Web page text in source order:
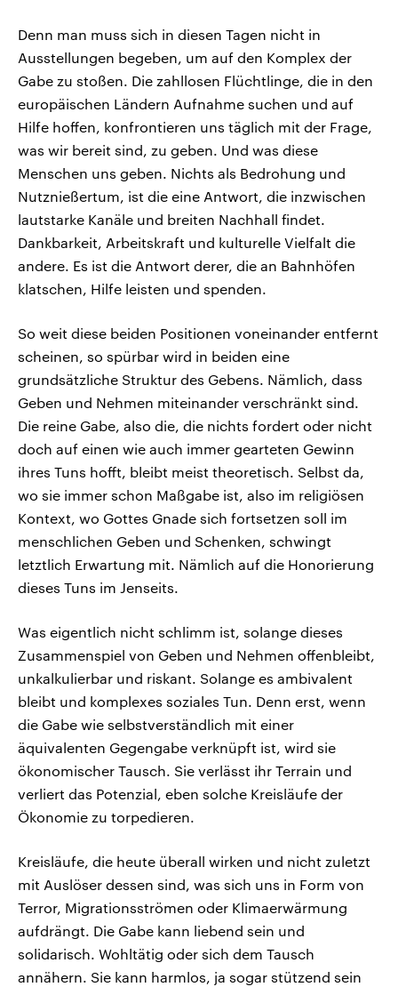
Denn man muss sich in diesen Tagen nicht in
Ausstellungen begeben, um auf den Komplex der
Gabe zu stoßen. Die zahllosen Flüchtlinge, die in den
europäischen Ländern Aufnahme suchen und auf
Hilfe hoffen, konfrontieren uns täglich mit der Frage,
was wir bereit sind, zu geben. Und was diese
Menschen uns geben. Nichts als Bedrohung und
Nutznießertum, ist die eine Antwort, die inzwischen
lautstarke Kanäle und breiten Nachhall findet.
Dankbarkeit, Arbeitskraft und kulturelle Vielfalt die
andere. Es ist die Antwort derer, die an Bahnhöfen
klatschen, Hilfe leisten und spenden.
So weit diese beiden Positionen voneinander entfernt
scheinen, so spürbar wird in beiden eine
grundsätzliche Struktur des Gebens. Nämlich, dass
Geben und Nehmen miteinander verschränkt sind.
Die reine Gabe, also die, die nichts fordert oder nicht
doch auf einen wie auch immer gearteten Gewinn
ihres Tuns hofft, bleibt meist theoretisch. Selbst da,
wo sie immer schon Maßgabe ist, also im religiösen
Kontext, wo Gottes Gnade sich fortsetzen soll im
menschlichen Geben und Schenken, schwingt
letztlich Erwartung mit. Nämlich auf die Honorierung
dieses Tuns im Jenseits.
Was eigentlich nicht schlimm ist, solange dieses
Zusammenspiel von Geben und Nehmen offenbleibt,
unkalkulierbar und riskant. Solange es ambivalent
bleibt und komplexes soziales Tun. Denn erst, wenn
die Gabe wie selbstverständlich mit einer
äquivalenten Gegengabe verknüpft ist, wird sie
ökonomischer Tausch. Sie verlässt ihr Terrain und
verliert das Potenzial, eben solche Kreisläufe der
Ökonomie zu torpedieren.
Kreisläufe, die heute überall wirken und nicht zuletzt
mit Auslöser dessen sind, was sich uns in Form von
Terror, Migrationsströmen oder Klimaerwärmung
aufdrängt. Die Gabe kann liebend sein und
solidarisch. Wohltätig oder sich dem Tausch
annähern. Sie kann harmlos, ja sogar stützend sein